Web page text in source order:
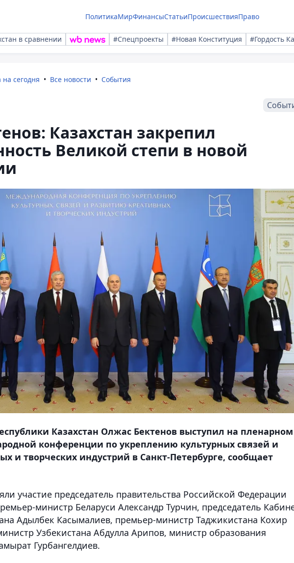
ПолитикаМирФинансыСтатьиПроисшествияПраво
в сравнении #Спецпроекты #Новая Конституция #Гордость
сегодня Все новости События
Казахстан закрепил
Великой степи в новой
Казахстан Олжас Бектенов выступил на пленарном
конференции по укреплению культурных связей и
и творческих индустрий в Санкт-Петербурге, сообщает
участие председатель правительства Российской Федерации
министр Беларуси Александр Турчин, председатель
Адылбек Касымалиев, премьер-министр Таджикистана Кохир
Узбекистана Абдулла Арипов, министр образования
Гурбангелдиев.